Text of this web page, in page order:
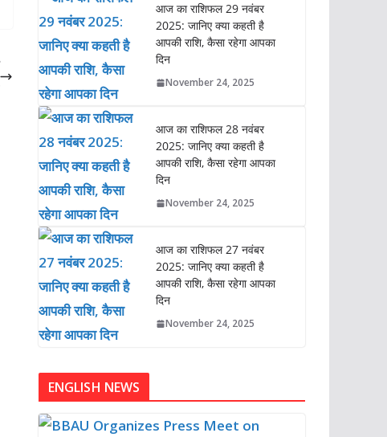
आज का राशिफल 29 नवंबर
2025: जानिए क्या कहती है
आपकी राशि, कैसा रहेगा आपका
दिन
November 24, 2025
आज का राशिफल 28 नवंबर
2025: जानिए क्या कहती है
आपकी राशि, कैसा रहेगा आपका
दिन
November 24, 2025
आज का राशिफल 27 नवंबर
2025: जानिए क्या कहती है
आपकी राशि, कैसा रहेगा आपका
दिन
November 24, 2025
ENGLISH NEWS